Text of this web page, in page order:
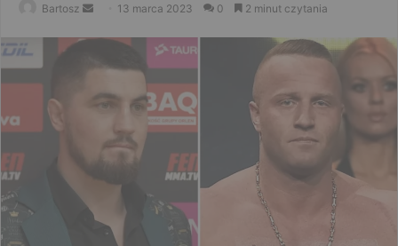
Bartosz
Send 13 marca 2023 0 2 minut czytania